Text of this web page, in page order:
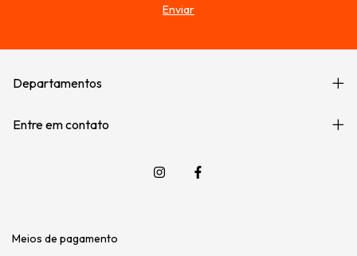
Departamentos
Entre em contato
Meios de pagamento